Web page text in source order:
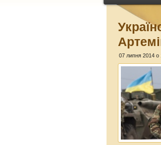
07 липня 2014 о